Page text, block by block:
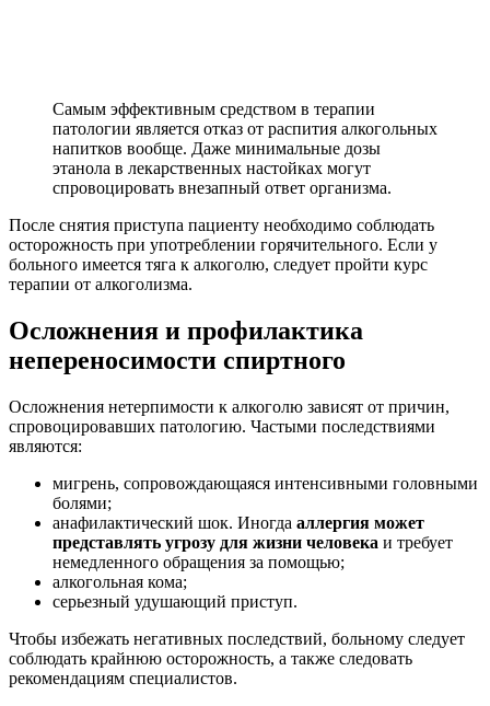
являются:
мигрень, сопровождающаяся интенсивными головными
болями;
анафилактический шок. Иногдааллергия может
представлять угрозу для жизни человекаи требует
немедленного обращения за помощью;
алкогольная кома;
серьезный удушающий приступ.
Чтобы избежать негативных последствий, больному следует
рекомендациям специалистов.
Врожденная форма патологии подразумевает
Если аллергия возникает на определенные спиртные напитки,
необходимо тщательно ознакомиться с содержанием
точного состава. Пациенту рекомендуется носить с собой
шприц с адреналином или браслет аллергика.
При появлении аллергических реакций в связи с большими
дозами алкоголя больному необходимо уменьшить дозу. При
повторном появлении негативных симптомов от спиртного
следует воздерживаться совсем.
Если аллергические проявления возникают периодически и
не связаны с определенным напитком, причины могут
скрываться в расстройстве работы пищеварительного тракта.